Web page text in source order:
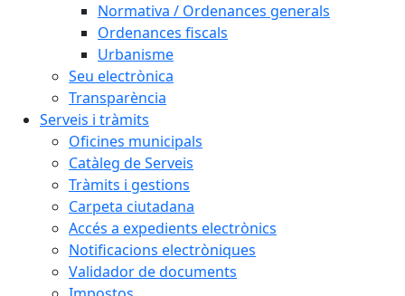
Normativa / Ordenances generals
Ordenances fiscals
Urbanisme
Seu electrònica
Transparència
Serveis i tràmits
Oficines municipals
Catàleg de Serveis
Tràmits i gestions
Carpeta ciutadana
Accés a expedients electrònics
Notificacions electròniques
Validador de documents